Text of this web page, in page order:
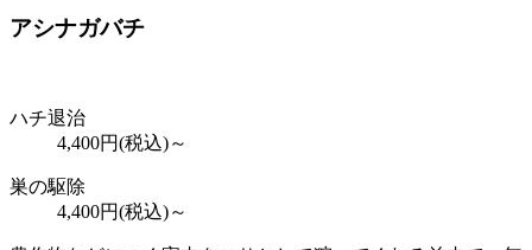
アシナガバチ
ハチ退治
4,400円(税込)～
巣の駆除
4,400円(税込)～